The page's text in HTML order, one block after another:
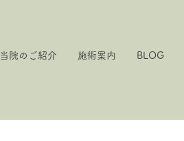
当院のご紹介 施術案内 BLOG